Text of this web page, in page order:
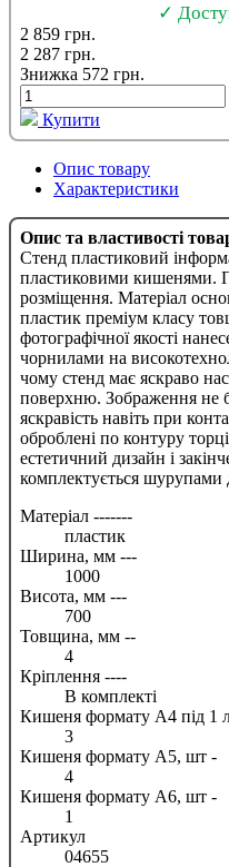
✓
2 859 грн.
2 287 грн.
Знижка 572 грн.
Купити
Опис товару
Характеристики
Опис та властивості
Стенд пластиковий
пластиковими кишенями.
розміщення. Матеріал
пластик преміум класу
фотографічної якості
чорнилами на
чому стенд має яскраво
поверхню. Зображення не
яскравість навіть при
оброблені по контуру
естетичний дизайн і
комплектується шурупами
Матеріал -------
пластик
Ширина, мм ---
1000
Висота, мм ---
700
Товщина, мм --
4
Кріплення ----
В комплекті
Кишеня формату А4 під 1
3
Кишеня формату А5, шт -
4
Кишеня формату А6, шт -
1
Артикул
04655